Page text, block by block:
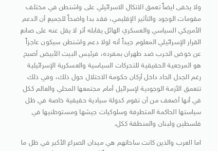
ولا يخفى ايضاً تعمق الاتكال الاسرائيلي على واشنطن في مختلف
مقومات الوجود والتأثير الإقليمي، فقد بدا واضحاً للجميع أن الدعم
الأمريكي السياسي والعسكري الهائل يقابله أثر لا يقل عنه على صانع
القرار الإسرائيلي المعلوم جيداً أنه لولا دعم واشنطن سيكون عاجزاً
عن خوض الحرب ضد طهران بمفرده، فرئيس البيت الأبيض أصبح
هو المرجعية الحقيقية للتحركات السياسية والعسكرية الإسرائيلية
رغم الجدل الحاد داخل أركان حكومة الاحتلال حول ذلك، وفي ذلك
تتعمق الأزمة الوجودية لإسرائيل أمام مجتمعها المحلي والعالم ككل
في أنها أضعف من أن تقوم كدولة سيادية حقيقية خاصة في ظل
سياستها الحاكمة المتطرفة وسلوكيات جيشها ومستوطنيها في
فلسطين ولبنان والمنطقة ككل.
اما العرب والذين كانت ساحاتهم هي ميدان الصراع الأكبر في ظل ما